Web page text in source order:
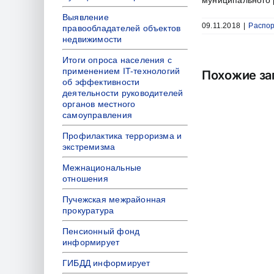
09.11.2018
Похожие
Выявление
правообладателей объектов
недвижимости
Итоги опроса населения с
применением IT-технологий
об эффективности
деятельности руководителей
органов местного
самоуправления
Профилактика терроризма и
экстремизма
Межнациональные
отношения
Пучежская межрайонная
прокуратура
Пенсионный фонд
информирует
ГИБДД информирует